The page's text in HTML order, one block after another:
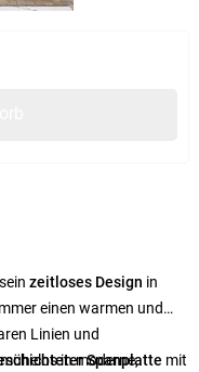
zeitloses Design in
einen warmen und
Linien und
in moderne,
Spanplatte mit